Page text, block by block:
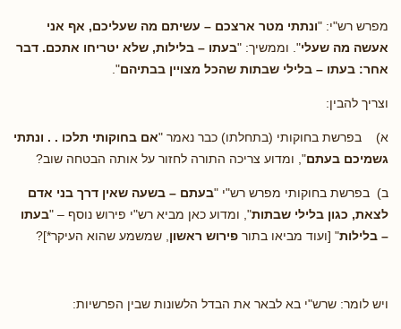
מפרש רש"י: "ונתתי מטר ארצכם – עשיתם מה שעליכם, אף אני
אעשה מה שעלי". וממשיך: "בעתו – בלילות, שלא יטריחו אתכם. דבר
אחר: בעתו – בלילי שבתות שהכל מצויין בבתיהם".
וצריך להבין:
א) בפרשת בחוקותי (בתחלתו) כבר נאמר "אם בחוקותי תלכו . . ונתתי
גשמיכם בעתם", ומדוע צריכה התורה לחזור על אותה הבטחה שוב?
ב) בפרשת בחוקותי מפרש רש"י "בעתם – בשעה שאין דרך בני אדם
לצאת, כגון בלילי שבתות", ומדוע כאן מביא רש"י פירוש נוסף – "בעתו
– בלילות" [ועוד מביאו בתור פירוש ראשון , שמשמע שהוא העיקר*]?
ויש לומר: שרש"י בא לבאר את הבדל הלשונות שבין הפרשיות: